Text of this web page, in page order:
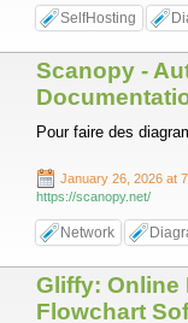
SelfHosting
Scanopy -
Pour faire des
January 26, 2026 at
https://scanopy.net/
Network
Gliffy: Online
Flowchart